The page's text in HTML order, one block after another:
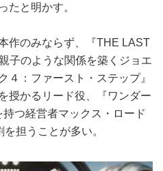
たと明かす。
作のみならず、『THE LAST
子のような関係を築くジョエ
４：ファースト・ステップ』
授かるリード役、『ワンダー
つ経営者マックス・ロード
担うことが多い。